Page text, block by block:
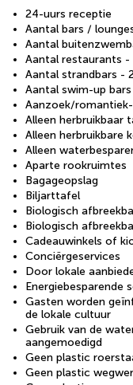
24-uurs receptie
Aantal bars /
Aantal
Aantal restaurants -
Aantal strandbars -
Aantal swim-up
Aanzoek/
Alleen herbruikbaar
Alleen herbruikbare
Alleen
Aparte rookruimtes
Bagageopslag
Biljarttafel
Biologisch
Biologisch
Cadeauwinkels of
Conciërgeservices
Door lokale
Energiebesparende
Gasten worden
de lokale cultuur
Gebruik van de
aangemoedigd
Geen plastic
Geen plastic